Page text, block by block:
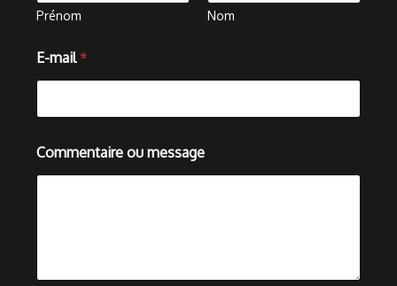
Prénom Nom
o
m
e
t
a
i
E-mail *
Commentaire ou message